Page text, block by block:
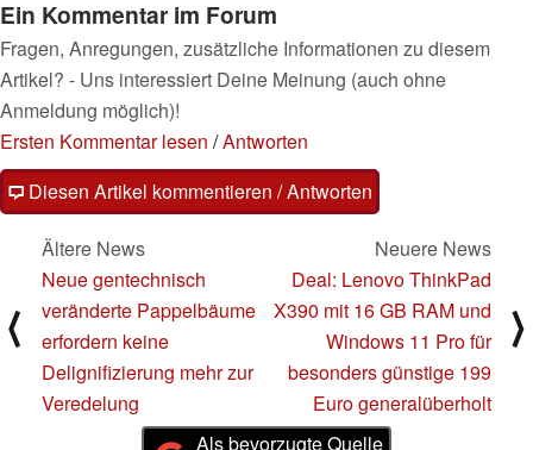
Ein Kommentar im Forum
Fragen, Anregungen, zusätzliche Informationen zu diesem
Artikel? - Uns interessiert Deine Meinung (auch ohne
Anmeldung möglich)!
Ersten Kommentar lesen /Antworten
Diesen Artikel kommentieren / Antworten
⟨
Ältere News
Neue gentechnisch
veränderte Pappelbäume
erfordern keine
Delignifizierung mehr zur
Veredelung
Neuere News
Deal: Lenovo ThinkPad
X390 mit 16 GB RAM und
Windows 11 Pro für
besonders günstige 199
Euro generalüberholt
⟩
Als bevorzugte Quelle